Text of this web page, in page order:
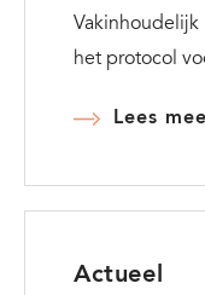
Vakinhoudelijk
het protocol
Lees
Protocol
Actueel